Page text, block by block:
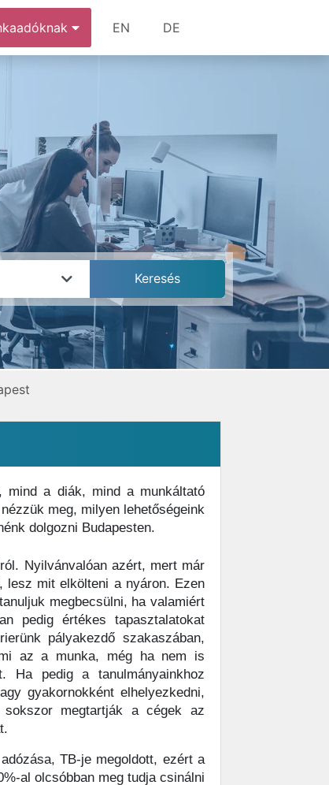
EN DE
mind a diák, mind a munkáltató
meg, milyen lehetőségeink
dolgozni Budapesten.
Nyilvánvalóan azért, mert már
lesz mit elkölteni a nyáron. Ezen
megbecsülni, ha valamiért
pedig értékes tapasztalatokat
pályakezdő szakaszában,
az a munka, még ha nem is
Ha pedig a tanulmányainkhoz
gyakornokként elhelyezkedni,
megtartják a cégek az
TB-je megoldott, ezért a
al olcsóbban meg tudja csinálni